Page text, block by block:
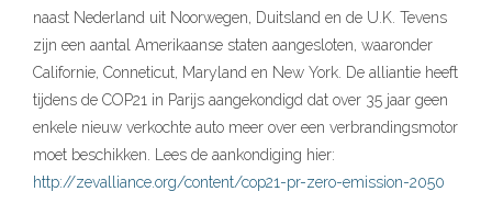
naast Nederland uit Noorwegen, Duitsland en de U.K. Tevens
zijn een aantal Amerikaanse staten aangesloten, waaronder
Californie, Conneticut, Maryland en New York. De alliantie heeft
tijdens de COP21 in Parijs aangekondigd dat over 35 jaar geen
enkele nieuw verkochte auto meer over een verbrandingsmotor
moet beschikken. Lees de aankondiging hier:
http://zevalliance.org/content/cop21-pr-zero-emission-2050